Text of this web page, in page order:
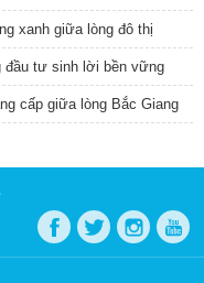
xanh giữa lòng đô thị
đầu tư sinh lời bền vững
cấp giữa lòng Bắc Giang